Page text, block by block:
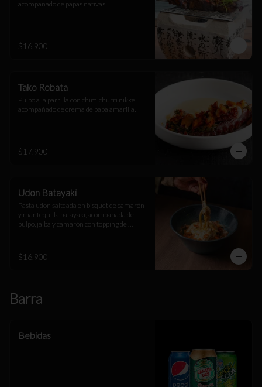
acompañado de papas nativas
$16.900
Tako Robata
Pulpo a la parrilla con chimichurri nikkei
acompañado de crema de papa amarilla.
$17.900
Udon Batayaki
Pasta udon salteada en bisquet de camarón
y mantequilla batayaki, acompañada de
pulpo, jaiba y camarón con topping de
$16.900
Barra
Bebidas